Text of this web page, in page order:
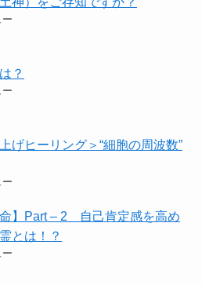
？
げヒーリング＞​“細胞の周波数”
命】Part – 2 自己肯定感を高め
とは！？